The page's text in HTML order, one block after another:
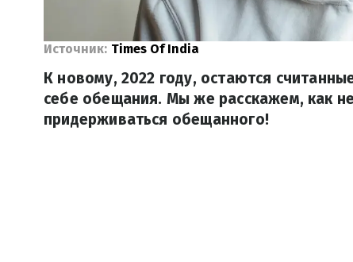
Источник: Times Of India
К новому, 2022 году, остаются
себе обещания. Мы же расскажем, как
придерживаться обещанного!